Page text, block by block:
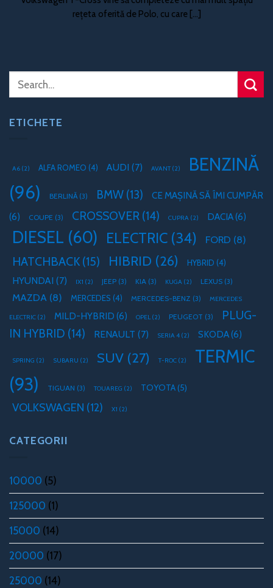
rețeta oferită de Polo, cu care [...]
ETICHETE
A6 (2) ALFA ROMEO (4) AUDI (7) AVANT (2)
BENZINĂ
(96)
BERLINĂ (3) BMW (13)
CE MAȘINĂ SĂ ÎMI CUMPĂR
(6)
COUPE (3) CROSSOVER (14) CUPRA (2) DACIA(6)
DIESEL (60) ELECTRIC (34) FORD (8)
HATCHBACK (15) HIBRID (26) HYBRID (4)
HYUNDAI (7) IX1 (2) JEEP (3) KIA (3) KUGA (2) LEXUS (3)
MAZDA (8) MERCEDES (4) MERCEDES-BENZ (3) MERCEDES
ELECTRIC (2) MILD-HYBRID (6) OPEL(2) PEUGEOT (3)
PLUG-
IN HYBRID (14) RENAULT (7) SERIA 4 (2) SKODA(6)
SPRING (2) SUBARU (2) SUV (27) T-ROC (2)
TERMIC
(93)
TIGUAN (3) TOUAREG (2) TOYOTA(5)
VOLKSWAGEN (12) X1 (2)
CATEGORII
10000 (5)
125000 (1)
15000 (14)
20000 (17)
25000 (14)